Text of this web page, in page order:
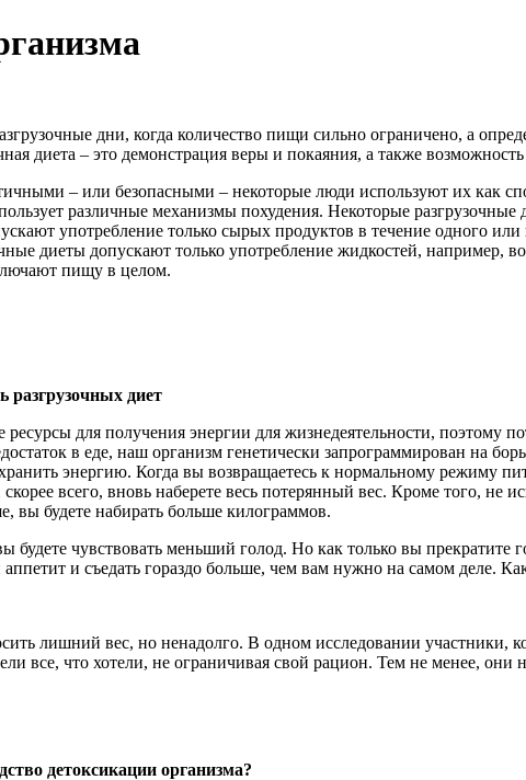
дни, когда количество пищи сильно ограничено, а
диета – это демонстрация веры и покаяния, а также
– или безопасными – некоторые люди используют их как
различные механизмы похудения. Некоторые
употребление только сырых продуктов в течение одного или
диеты допускают только употребление жидкостей, например,
пищу в целом.
разгрузочных диет
для получения энергии для жизнедеятельности, поэтому
в еде, наш организм генетически запрограммирован на
энергию. Когда вы возвращаетесь к нормальному режиму
всего, вновь наберете весь потерянный вес. Кроме того, не
вы будете набирать больше килограммов.
чувствовать меньший голод. Но как только вы прекратите
и съедать гораздо больше, чем вам нужно на самом деле.
лишний вес, но ненадолго. В одном исследовании участники,
все, что хотели, не ограничивая свой рацион. Тем не менее, они
детоксикации организма?